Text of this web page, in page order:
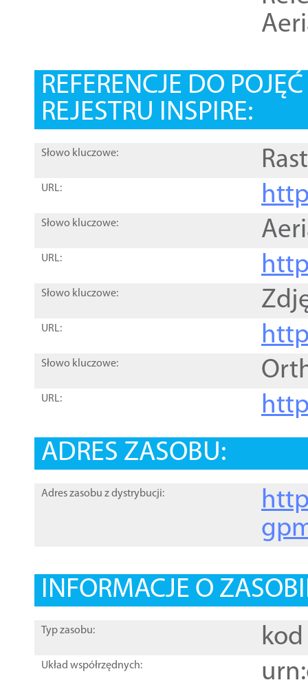
REFERENCJE DO
REJESTRU INSPIRE:
Słowo kluczowe:
URL:
Słowo kluczowe:
URL:
Słowo kluczowe:
URL:
Słowo kluczowe:
URL:
ADRES ZASOBU:
Adres zasobu z dystrybucji:
INFORMACJE O
Typ zasobu: kod
Układ współrzędnych: